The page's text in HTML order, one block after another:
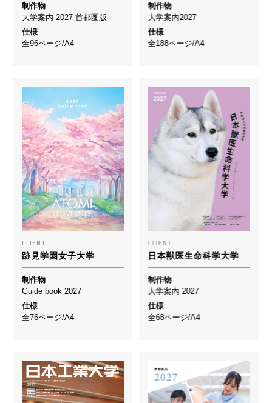
制作物
大学案内 2027 首都圏版
仕様
全96ページ/A4
制作物
大学案内2027
仕様
全188ページ/A4
CLIENT
跡見学園女子大学
制作物
Guide book 2027
仕様
全76ページ/A4
CLIENT
日本獣医生命科学大学
制作物
大学案内 2027
仕様
全68ページ/A4